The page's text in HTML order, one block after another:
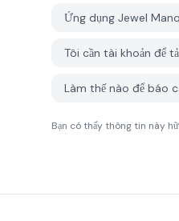
Ứng dụng Jewel
Tôi cần tài khoản để
Làm thế nào để báo
Bạn có thấy thông tin này